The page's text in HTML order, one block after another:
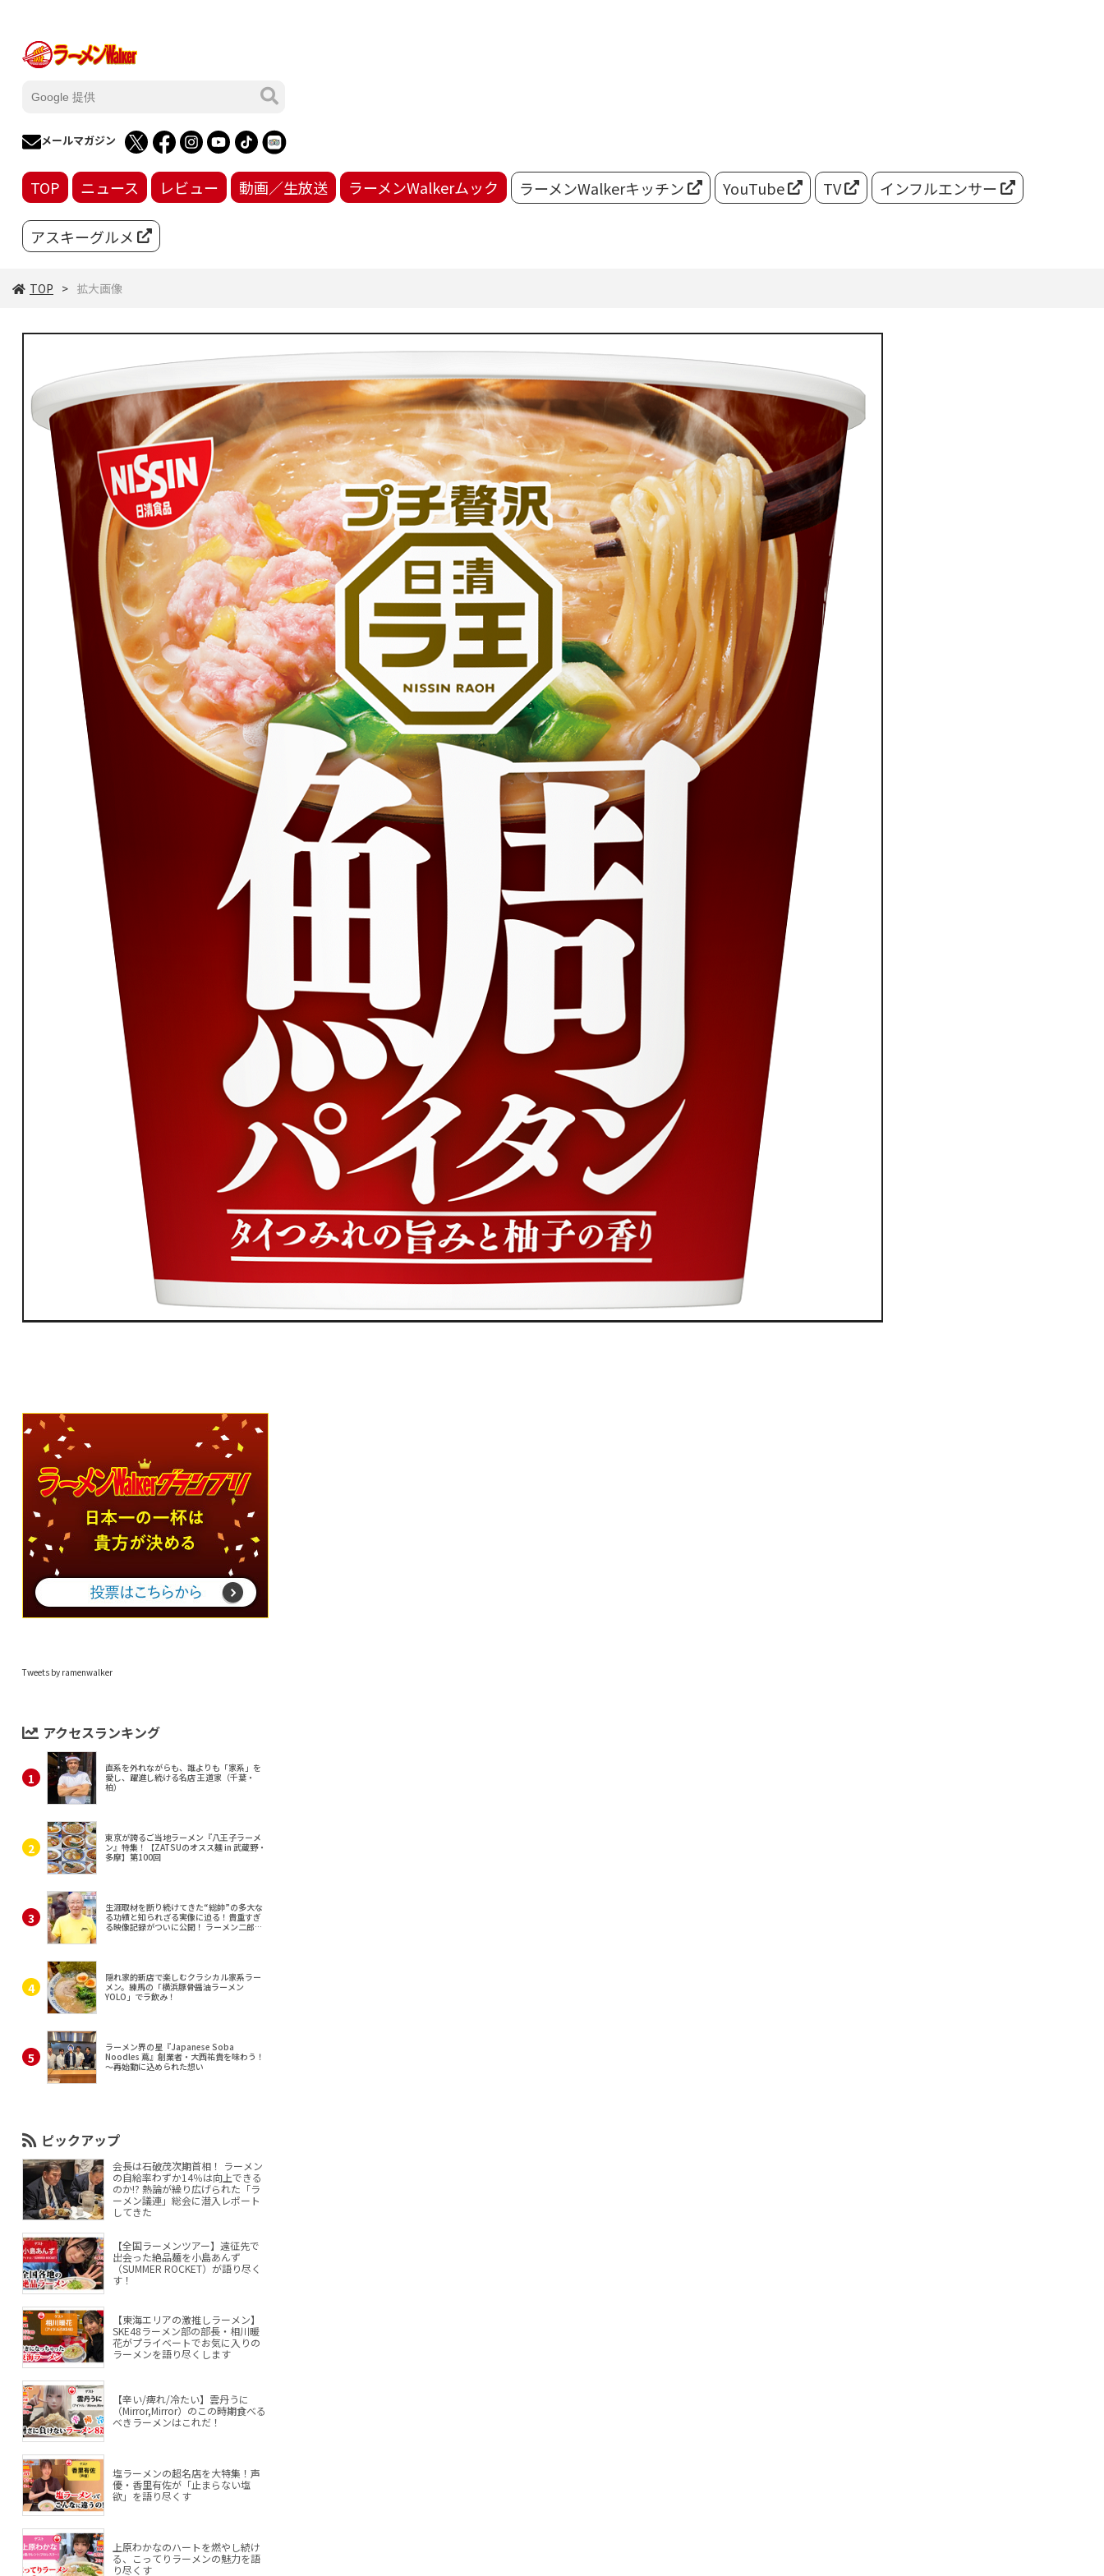
メールマガジン
TOP ニュース レビュー 動画／生放送 ラーメンWalkerムック ラーメンWalkerキッチン YouTube TV インフルエンサー
アスキーグルメ
TOP 拡大画像
Tweets by ramenwalker
アクセスランキング
直系を外れながらも、誰よりも「家系」を
愛し、躍進し続ける名店 王道家（千葉・
柏）
東京が誇るご当地ラーメン『八王子ラーメ
ン』特集！【ZATSUのオスス麺 in 武蔵野・
多摩】第100回
生涯取材を断り続けてきた“総帥”の多大な
る功績と知られざる実像に迫る！貴重すぎ
る映像記録がついに公開！ ラーメン二郎
隠れ家的新店で楽しむクラシカル家系ラー
メン。練馬の「横浜豚骨醤油ラーメン
YOLO」でラ飲み！
ラーメン界の星『Japanese Soba
Noodles 蔦』創業者・大西祐貴を味わう！
～再始動に込められた想い
ピックアップ
会長は石破茂次期首相！ ラーメン
の自給率わずか14％は向上できる
のか!? 熱論が繰り広げられた「ラ
ーメン議連」総会に潜入レポート
してきた
【全国ラーメンツアー】遠征先で
出会った絶品麺を小島あんず
（SUMMER ROCKET）が語り尽く
す！
【東海エリアの激推しラーメン】
SKE48ラーメン部の部長・相川暖
花がプライベートでお気に入りの
ラーメンを語り尽くします
【辛い/痺れ/冷たい】雲丹うに
（Mirror,Mirror）のこの時期食べる
べきラーメンはこれだ！
塩ラーメンの超名店を大特集！声
優・香里有佐が「止まらない塩
欲」を語り尽くす
上原わかなのハートを燃やし続け
る、こってりラーメンの魅力を語
り尽くす